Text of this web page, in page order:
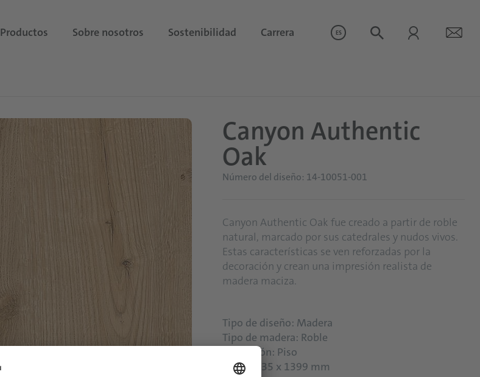
Productos Sobre nosotros Sostenibilidad Carrera ES
Canyon Authentic
Oak
Número del diseño: 14-10051-001
Canyon Authentic Oak fue creado a partir de roble
natural, marcado por sus catedrales y nudos vivos.
Estas características se ven reforzadas por la
decoración y crean una impresión realista de
madera maciza.
Tipo de diseño: Madera
Tipo de madera: Roble
Aplicación: Piso
Talla: 2235 x 1399 mm